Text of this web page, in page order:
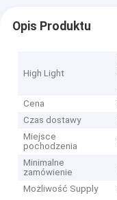
Opis Produktu
High Light
Cena
Czas dostawy
Miejsce
pochodzenia
Minimalne
zamówienie
Możliwość Supply